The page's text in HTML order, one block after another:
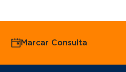
Marcar Consulta